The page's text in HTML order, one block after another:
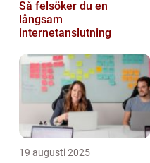
Så felsöker du en
långsam
internetanslutning
19 augusti 2025